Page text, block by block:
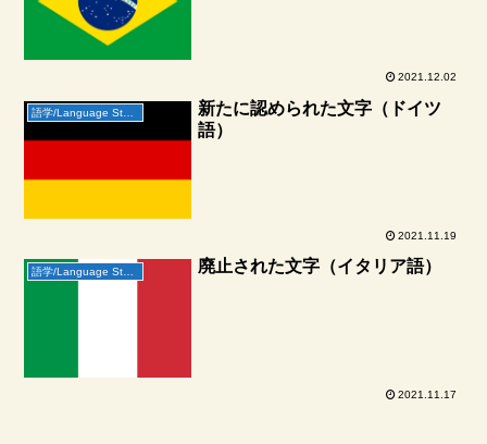
2021.12.02
語学/Language Study
新たに認められた文字（ドイツ
語）
2021.11.19
語学/Language Study 廃止された文字（イタリア語）
2021.11.17